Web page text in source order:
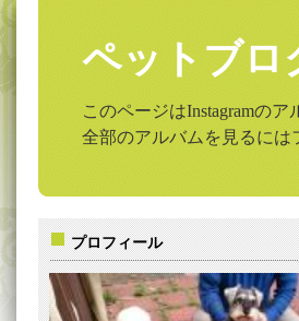
ペットブロ
このページはInstagramの
全部のアルバムを見るに
プロフィール